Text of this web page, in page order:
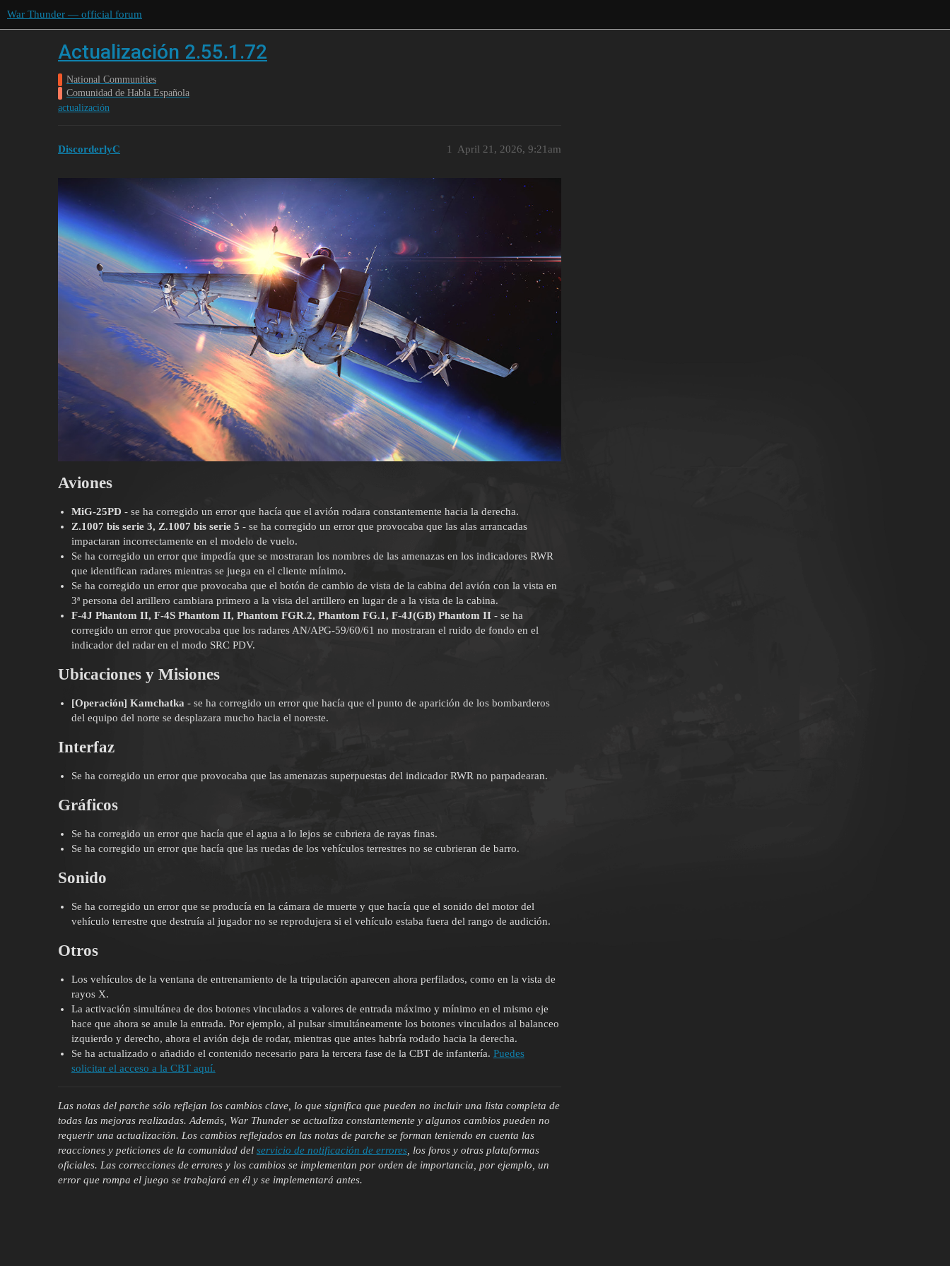
War Thunder — official forum
Actualización 2.55.1.72
National Communities
Comunidad de Habla Española
actualización
DiscorderlyC April 21, 2026, 9:21am
1
Aviones
MiG-25PD - se ha corregido un error que hacía que el avión rodara constantemente hacia la derecha.
Z.1007 bis serie 3, Z.1007 bis serie 5 - se ha corregido un error que provocaba que las alas arrancadas
impactaran incorrectamente en el modelo de vuelo.
Se ha corregido un error que impedía que se mostraran los nombres de las amenazas en los indicadores RWR
que identifican radares mientras se juega en el cliente mínimo.
Se ha corregido un error que provocaba que el botón de cambio de vista de la cabina del avión con la vista en
3ª persona del artillero cambiara primero a la vista del artillero en lugar de a la vista de la cabina.
F-4J Phantom II, F-4S Phantom II, Phantom FGR.2, Phantom FG.1, F-4J(GB) Phantom II- se ha
corregido un error que provocaba que los radares AN/APG-59/60/61 no mostraran el ruido de fondo en el
indicador del radar en el modo SRC PDV.
Ubicaciones y Misiones
[Operación] Kamchatka- se ha corregido un error que hacía que el punto de aparición de los bombarderos
del equipo del norte se desplazara mucho hacia el noreste.
Interfaz
Se ha corregido un error que provocaba que las amenazas superpuestas del indicador RWR no parpadearan.
Gráficos
Se ha corregido un error que hacía que el agua a lo lejos se cubriera de rayas finas.
Se ha corregido un error que hacía que las ruedas de los vehículos terrestres no se cubrieran de barro.
Sonido
Se ha corregido un error que se producía en la cámara de muerte y que hacía que el sonido del motor del
vehículo terrestre que destruía al jugador no se reprodujera si el vehículo estaba fuera del rango de audición.
Otros
Los vehículos de la ventana de entrenamiento de la tripulación aparecen ahora perfilados, como en la vista de
rayos X.
La activación simultánea de dos botones vinculados a valores de entrada máximo y mínimo en el mismo eje
hace que ahora se anule la entrada. Por ejemplo, al pulsar simultáneamente los botones vinculados al balanceo
izquierdo y derecho, ahora el avión deja de rodar, mientras que antes habría rodado hacia la derecha.
Se ha actualizado o añadido el contenido necesario para la tercera fase de la CBT de infantería. Puedes
solicitar el acceso a la CBT aquí.
Las notas del parche sólo reflejan los cambios clave, lo que significa que pueden no incluir una lista completa de
todas las mejoras realizadas. Además, War Thunder se actualiza constantemente y algunos cambios pueden no
requerir una actualización. Los cambios reflejados en las notas de parche se forman teniendo en cuenta las
reacciones y peticiones de la comunidad del servicio de notificación de errores, los foros y otras plataformas
oficiales. Las correcciones de errores y los cambios se implementan por orden de importancia, por ejemplo, un
error que rompa el juego se trabajará en él y se implementará antes.